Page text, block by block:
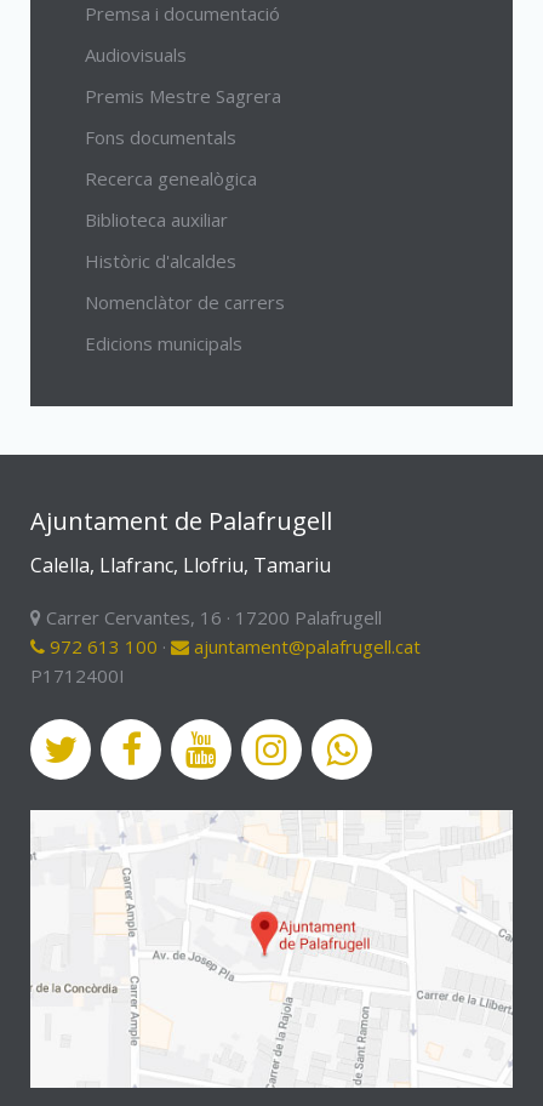
Premsa i documentació
Audiovisuals
Premis Mestre Sagrera
Fons documentals
Recerca genealògica
Biblioteca auxiliar
Històric d'alcaldes
Nomenclàtor de carrers
Edicions municipals
Ajuntament de Palafrugell
Calella, Llafranc, Llofriu, Tamariu
Carrer Cervantes, 16 · 17200 Palafrugell
972 613 100 ·
ajuntament@palafrugell.cat
P1712400I